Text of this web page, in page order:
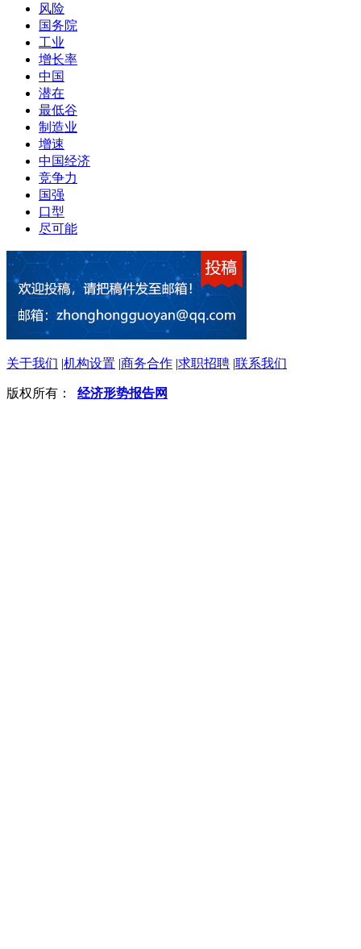
风险
国务院
工业
增长率
中国
潜在
最低谷
制造业
增速
中国经济
竞争力
国强
口型
尽可能
关于我们 |机构设置 |商务合作 |求职招聘 |联系我们
版权所有： 经济形势报告网